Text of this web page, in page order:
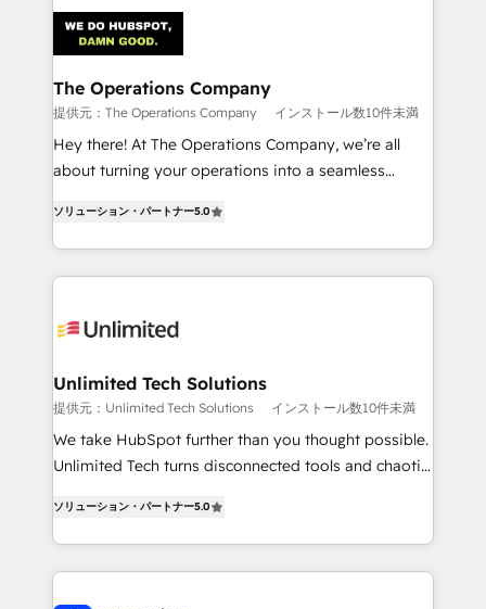
Iberia (Spain & Portugal), we combine human insight
with intelligent automation to drive sustainable
growth. Our multidisciplinary team designs solutions
that simplify complexity, boost performance, and
turn innovation into real impact. 🌍 Highlights •
HubSpot Partner since 2012 • 2022 EMEA Impact
projects • Clients in 30+ industries • Proprietary
technology for integrations • Multilingual team:
The Operations Company
提供元：The Operations Company インストール数10件未満
Hey there! At The Operations Company, we’re all
about turning your operations into a seamless
transforming complex systems into efficient,
scalable solutions that work across your entire
organization. We’re a unique blend of deep HubSpot
operational know-how. We know that no two
solutions. Instead, we dive in to understand your
needs, goals, and challenges to deliver solutions that
fit like a glove. We’re committed to being both
highly effective and fun to work with. We believe in
relationships. Your success is our success, and we’re
all in this together! From startup to enterprise, we’ll
ソリューション・パートナー5.0
Unlimited Tech Solutions
提供元：Unlimited Tech Solutions インストール数10件未満
We take HubSpot further than you thought possible.
Unlimited Tech turns disconnected tools and chaotic
engine. We combine RevOps strategy with deep
technical execution to help teams scale faster—with
cleaner data, smarter automation, and more
ソリューション・パートナー5.0